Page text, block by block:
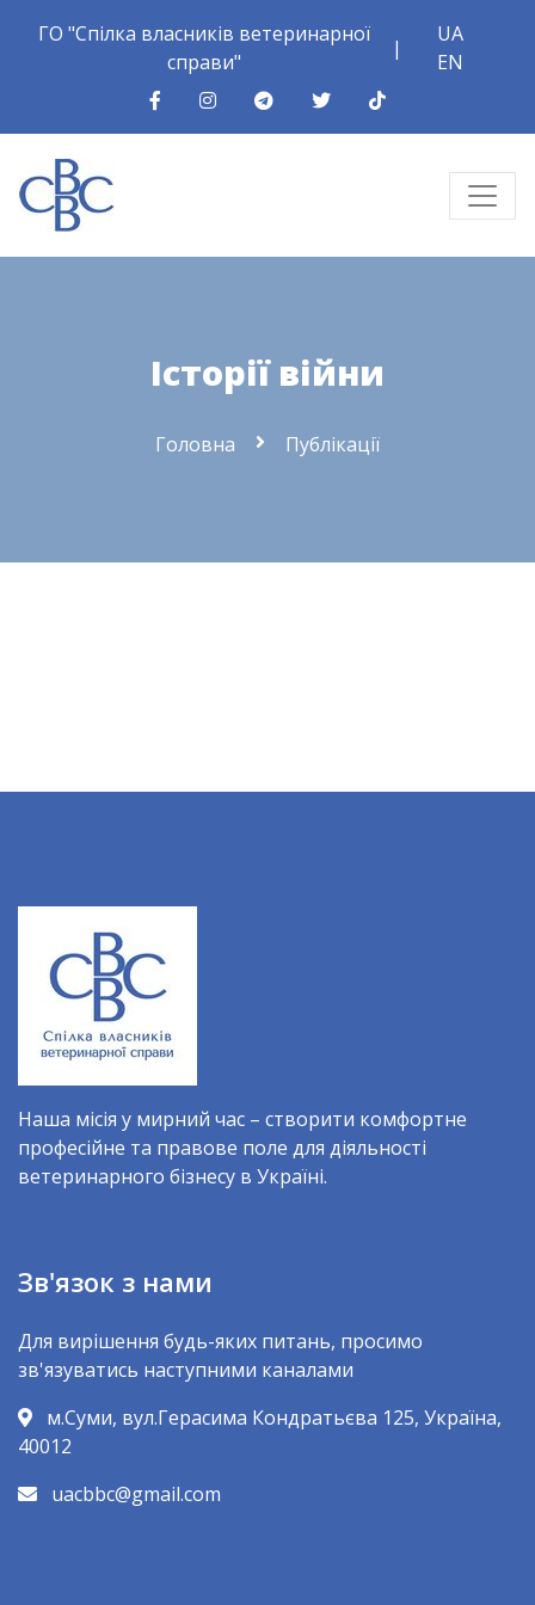
ГО "Спілка власників ветеринарної
справи"
|
UA
EN
Історії війни
Головна Публікації
Наша місія у мирний час – створити комфортне
професійне та правове поле для діяльності
ветеринарного бізнесу в Україні.
Зв'язок з нами
Для вирішення будь-яких питань, просимо
зв'язуватись наступними каналами
м.Суми, вул.Герасима Кондратьєва 125, Україна,
40012
uacbbc@gmail.com